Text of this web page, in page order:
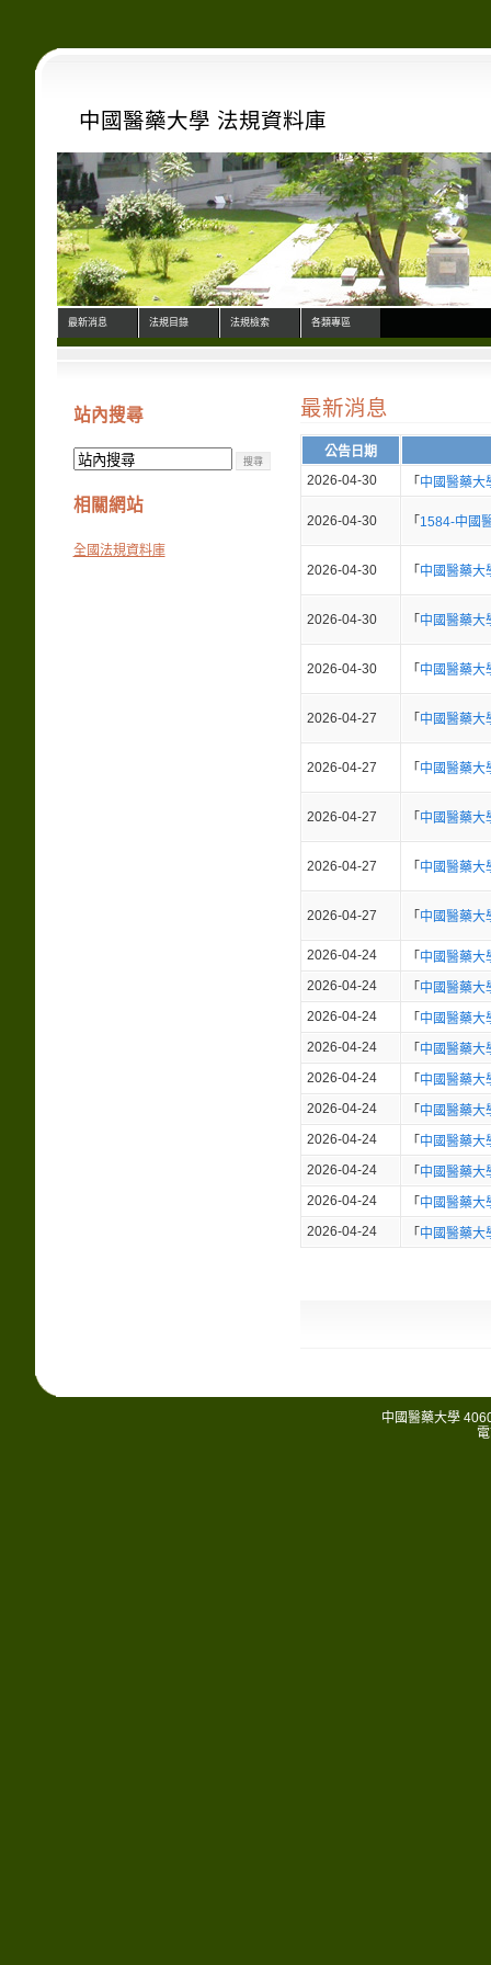
中國醫藥大學 法規資料庫
最新消息 法規目錄 法規檢索 各類專區
最新消息
公告日期
2026-04-30
「 中國醫藥大
2026-04-30 「 1584-中國
2026-04-30 「 中國醫藥大
2026-04-30 「 中國醫藥大
2026-04-30 「 中國醫藥大
2026-04-27 「 中國醫藥大
2026-04-27 「 中國醫藥大
2026-04-27 「 中國醫藥大
2026-04-27 「 中國醫藥大
2026-04-27 「 中國醫藥大
2026-04-24 「 中國醫藥大
2026-04-24
「 中國醫藥大
2026-04-24
「 中國醫藥大
2026-04-24
「 中國醫藥大
2026-04-24
「 中國醫藥大
2026-04-24
「 中國醫藥大
2026-04-24
「 中國醫藥大
2026-04-24
「 中國醫藥大
2026-04-24
「 中國醫藥大
2026-04-24
「 中國醫藥大
站內搜尋
相關網站
全國法規資料庫
中國醫藥大學